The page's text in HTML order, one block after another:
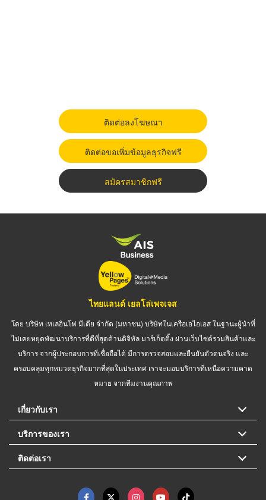
ติดต่อลงโฆษณา
ติดต่อขอเพิ่มข้อมูลธุรกิจฟรี
สมัครสมาชิกฟรี
ไทยแลนด์ เยลโล่เพจเจส
โดย บริษัท เทเลอินโฟ มีเดีย จำกัด (มหาชน) บริษัทในเครือเอไอเอส ในฐานะผู้นำที่
ไม่เคยหยุดพัฒนาบริการที่ดีที่สุดด้านดิจิทัล มาร์เก็ตติ้ง ผ่านเว็บไซต์รวมสินค้าและ
บริการ จากผู้ประกอบการที่เชื่อถือได้ มีการตรวจสอบและยืนยันตัวตนจริง และ
ครอบคลุมทุกหมวดธุรกิจมากที่สุดในประเทศ เราจะมอบบริการที่เหนือความคาด
หมาย จากทีมงานคุณภาพ
เกี่ยวกับเรา
บริการของเรา
ติดต่อเรา